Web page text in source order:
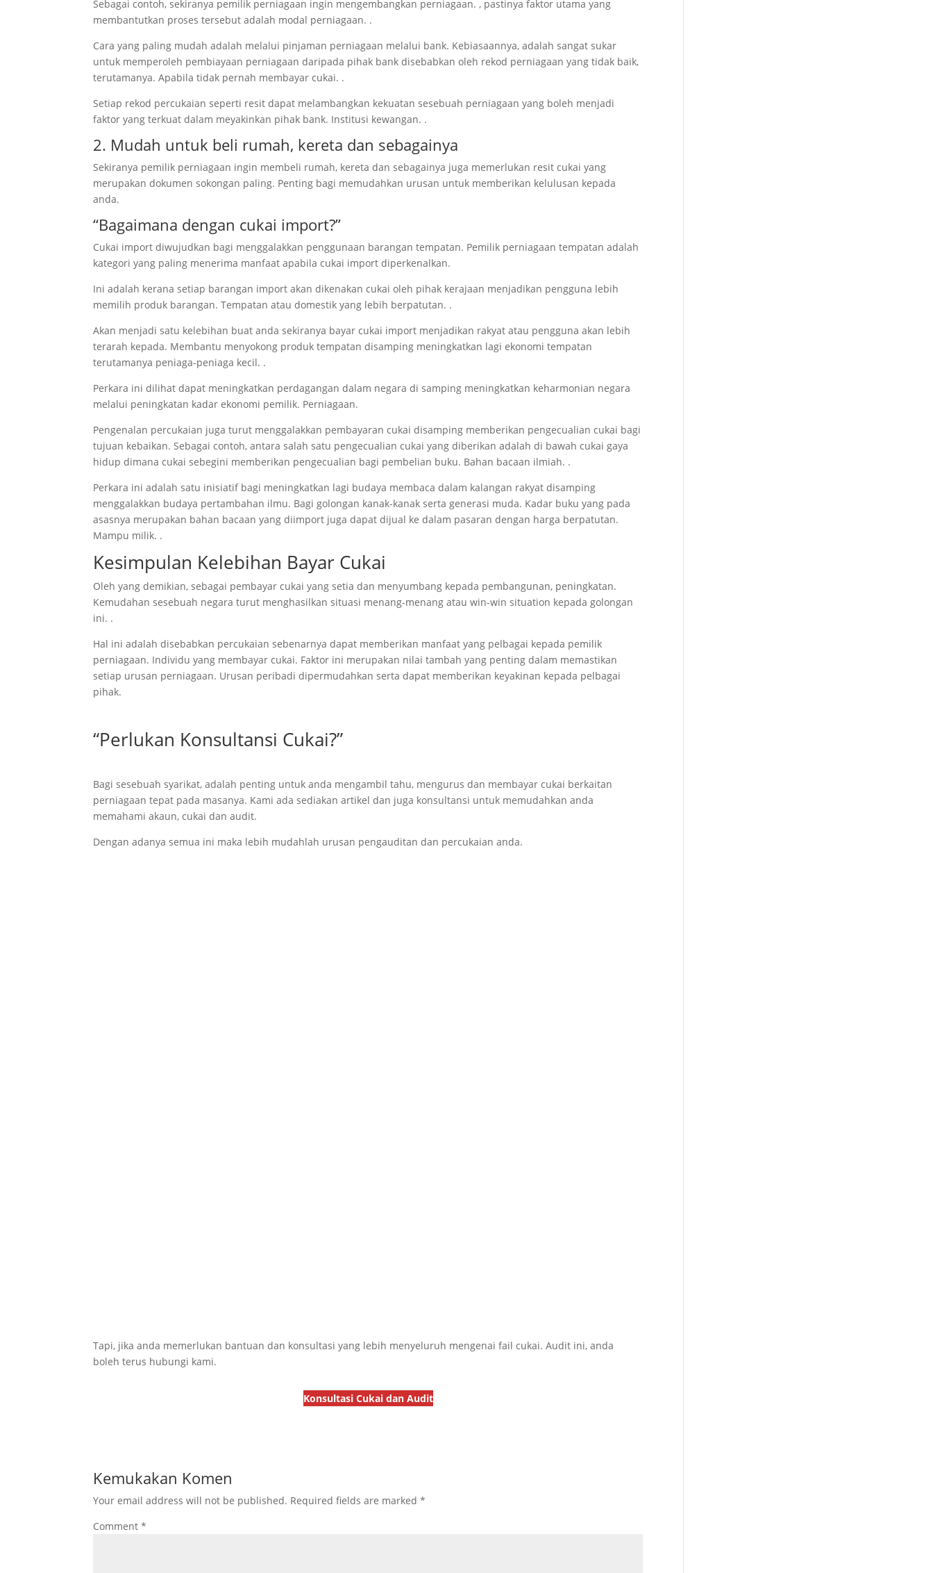
Sebagai contoh, sekiranya pemilik perniagaan ingin mengembangkan perniagaan. , pastinya faktor utama yang
membantutkan proses tersebut adalah modal perniagaan. .
Cara yang paling mudah adalah melalui pinjaman perniagaan melalui bank. Kebiasaannya, adalah sangat sukar
untuk memperoleh pembiayaan perniagaan daripada pihak bank disebabkan oleh rekod perniagaan yang tidak baik,
terutamanya. Apabila tidak pernah membayar cukai. .
Setiap rekod percukaian seperti resit dapat melambangkan kekuatan sesebuah perniagaan yang boleh menjadi
faktor yang terkuat dalam meyakinkan pihak bank. Institusi kewangan. .
2. Mudah untuk beli rumah, kereta dan sebagainya
Sekiranya pemilik perniagaan ingin membeli rumah, kereta dan sebagainya juga memerlukan resit cukai yang
merupakan dokumen sokongan paling. Penting bagi memudahkan urusan untuk memberikan kelulusan kepada
anda.
“Bagaimana dengan cukai import?”
Cukai import diwujudkan bagi menggalakkan penggunaan barangan tempatan. Pemilik perniagaan tempatan adalah
kategori yang paling menerima manfaat apabila cukai import diperkenalkan.
Ini adalah kerana setiap barangan import akan dikenakan cukai oleh pihak kerajaan menjadikan pengguna lebih
memilih produk barangan. Tempatan atau domestik yang lebih berpatutan. .
Akan menjadi satu kelebihan buat anda sekiranya bayar cukai import menjadikan rakyat atau pengguna akan lebih
terarah kepada. Membantu menyokong produk tempatan disamping meningkatkan lagi ekonomi tempatan
terutamanya peniaga-peniaga kecil. .
Perkara ini dilihat dapat meningkatkan perdagangan dalam negara di samping meningkatkan keharmonian negara
melalui peningkatan kadar ekonomi pemilik. Perniagaan.
Pengenalan percukaian juga turut menggalakkan pembayaran cukai disamping memberikan pengecualian cukai bagi
tujuan kebaikan. Sebagai contoh, antara salah satu pengecualian cukai yang diberikan adalah di bawah cukai gaya
hidup dimana cukai sebegini memberikan pengecualian bagi pembelian buku. Bahan bacaan ilmiah. .
Perkara ini adalah satu inisiatif bagi meningkatkan lagi budaya membaca dalam kalangan rakyat disamping
menggalakkan budaya pertambahan ilmu. Bagi golongan kanak-kanak serta generasi muda. Kadar buku yang pada
asasnya merupakan bahan bacaan yang diimport juga dapat dijual ke dalam pasaran dengan harga berpatutan.
Mampu milik. .
Kesimpulan Kelebihan Bayar Cukai
Oleh yang demikian, sebagai pembayar cukai yang setia dan menyumbang kepada pembangunan, peningkatan.
Kemudahan sesebuah negara turut menghasilkan situasi menang-menang atau win-win situation kepada golongan
ini. .
Hal ini adalah disebabkan percukaian sebenarnya dapat memberikan manfaat yang pelbagai kepada pemilik
perniagaan. Individu yang membayar cukai. Faktor ini merupakan nilai tambah yang penting dalam memastikan
setiap urusan perniagaan. Urusan peribadi dipermudahkan serta dapat memberikan keyakinan kepada pelbagai
pihak.
“Perlukan Konsultansi Cukai?”
Bagi sesebuah syarikat, adalah penting untuk anda mengambil tahu, mengurus dan membayar cukai berkaitan
perniagaan tepat pada masanya. Kami ada sediakan artikel dan juga konsultansi untuk memudahkan anda
memahami akaun, cukai dan audit.
Dengan adanya semua ini maka lebih mudahlah urusan pengauditan dan percukaian anda.
Tapi, jika anda memerlukan bantuan dan konsultasi yang lebih menyeluruh mengenai fail cukai. Audit ini, anda
boleh terus hubungi kami.
Konsultasi Cukai dan Audit
Kemukakan Komen
Your email address will not be published. Required fields are marked*
Comment*